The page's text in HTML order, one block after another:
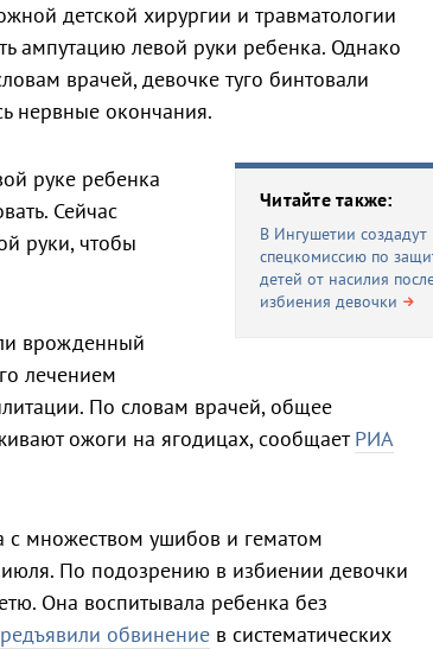
детской хирургии и травматологии
ампутацию левой руки ребенка. Однако
врачей, девочке туго бинтовали
нервные окончания.
Читайте также:
В Ингушетии создадут
спецкомиссию по
детей от насилия
избиения девочки
руке ребенка
Сейчас
руки, чтобы
врожденный
лечением
По словам врачей, общее
ожоги на ягодицах, сообщаетРИА
с множеством ушибов и гематом
По подозрению в избиении девочки
Она воспитывала ребенка без
обвинение в систематических